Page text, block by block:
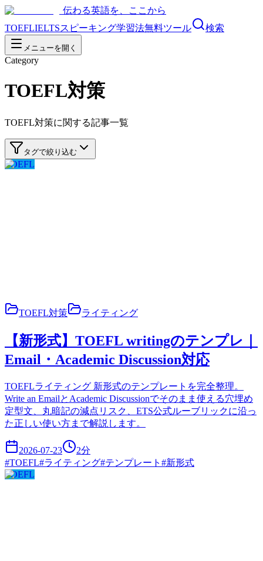
伝わる英語を、ここから
TOEFLIELTSスピーキング学習法無料ツール 検索
メニューを開く
Category
TOEFL対策
TOEFL対策に関する記事一覧
タグで絞り込む
TOEFL
TOEFL対策 ライティング
【新形式】TOEFL writingのテンプレ｜
Email・Academic Discussion対応
TOEFLライティング 新形式のテンプレートを完全整理。
Write an EmailとAcademic Discussionでそのまま使える穴埋め
定型文、丸暗記の減点リスク、ETS公式ルーブリックに沿っ
た正しい使い方まで解説します。
2026-07-23 2分
#TOEFL#ライティング#テンプレート #新形式
TOEFL